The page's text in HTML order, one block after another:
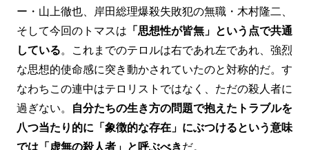
ー・山上徹也、岸田総理爆殺失敗犯の無職・木村隆二、
そして今回のトマスは 「思想性が皆無」という点で共通
している。これまでのテロルは右であれ左であれ、強烈
な思想的使命感に突き動かされていたのと対称的だ。す
なわちこの連中はテロリストではなく、ただの殺人者に
過ぎない。 自分たちの生き方の問題で抱えたトラブルを
八つ当たり的に「象徴的な存在」にぶつけるという意味
では「虚無の殺人者」と呼ぶべきだ。